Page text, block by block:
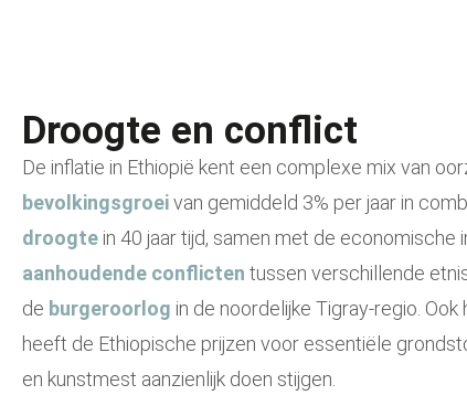
Droogte en conflict
De inflatie in Ethiopië kent een complexe mix van
bevolkingsgroeivan gemiddeld 3% per jaar in
droogte in 40 jaar tijd, samen met de economische
aanhoudende conflicten tussen verschillende
de burgeroorlog in de noordelijke Tigray-regio. Ook
heeft de Ethiopische prijzen voor essentiële
en kunstmest aanzienlijk doen stijgen